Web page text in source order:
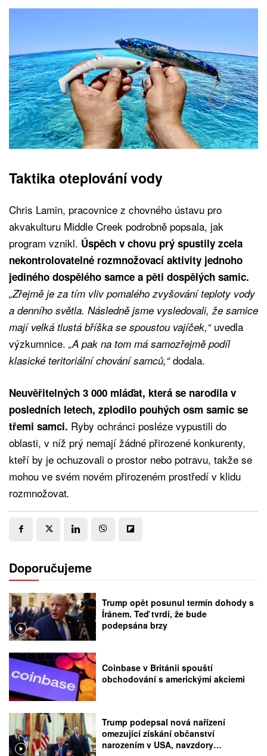
Taktika oteplování vody
Chris Lamin, pracovnice z chovného ústavu pro
akvakulturu Middle Creek podrobně popsala, jak
program vznikl. Úspěch v chovu prý spustily zcela
nekontrolovatelné rozmnožovací aktivity jednoho
jediného dospělého samce a pěti dospělých samic.
„Zřejmě je za tím vliv pomalého zvyšování teploty vody
a denního světla. Následně jsme vysledovali, že samice
mají velká tlustá bříška se spoustou vajíček,“uvedla
výzkumnice. „A pak na tom má samozřejmě podíl
klasické teritoriální chování samců,“dodala.
Neuvěřitelných 3 000 mláďat, která se narodila v
posledních letech, zplodilo pouhých osm samic se
třemi samci. Ryby ochránci posléze vypustili do
oblasti, v níž prý nemají žádné přirozené konkurenty,
kteří by je ochuzovali o prostor nebo potravu, takže se
mohou ve svém novém přirozeném prostředí v klidu
rozmnožovat.
Doporučujeme
Trump opět posunul termín dohody s
Íránem. Teď tvrdí, že bude
podepsána brzy
Coinbase v Británii spouští
obchodování s americkými akciemi
Trump podepsal nová nařízení
omezující získání občanství
narozením v USA, navzdory